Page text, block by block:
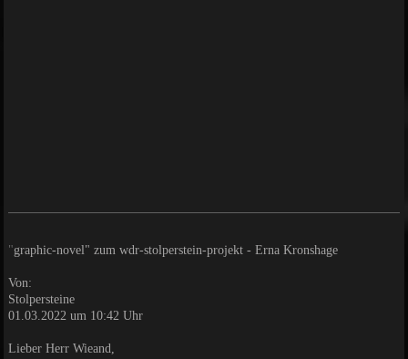
"graphic-novel" zum wdr-stolperstein-projekt - Erna Kronshage
Von:
Stolpersteine
01.03.2022 um 10:42 Uhr
Lieber Herr Wieand,